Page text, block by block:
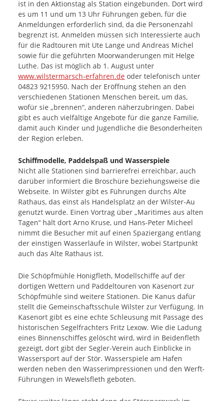
ist in den Aktionstag als Station eingebunden. Dort wird
es um 11 und um 13 Uhr Führungen geben, für die
Anmeldungen erforderlich sind, da die Personenzahl
begrenzt ist. Anmelden müssen sich Interessierte auch
für die Radtouren mit Ute Lange und Andreas Michel
sowie für die geführten Moorwanderungen mit Helge
Luthe. Das ist möglich ab 1. August unter
www.wilstermarsch-erfahren.de oder telefonisch unter
04823 9215950. Nach der Eröffnung stehen an den
verschiedenen Stationen Menschen bereit, um das,
wofür sie „brennen“, anderen näherzubringen. Dabei
gibt es auch vielfältige Angebote für die ganze Familie,
damit auch Kinder und Jugendliche die Besonderheiten
der Region erleben.
Schiffmodelle, Paddelspaß und Wasserspiele
Nicht alle Stationen sind barrierefrei erreichbar, auch
darüber informiert die Broschüre beziehungsweise die
Webseite. In Wilster gibt es Führungen durchs Alte
Rathaus, das einst als Handelsplatz an der Wilster-Au
genutzt wurde. Einen Vortrag über „Maritimes aus alten
Tagen“ hält dort Arno Kruse, und Hans-Peter Micheel
nimmt die Besucher mit auf einen Spaziergang entlang
der einstigen Wasserläufe in Wilster, wobei Startpunkt
auch das Alte Rathaus ist.
Die Schöpfmühle Honigfleth, Modellschiffe auf der
dortigen Wettern und Paddeltouren von Kasenort zur
Schöpfmühle sind weitere Stationen. Die Kanus dafür
stellt die Gemeinschaftsschule Wilster zur Verfügung. In
Kasenort gibt es eine echte Schleusung mit Passage des
historischen Segelfrachters Fritz Lexow. Wie die Ladung
eines Binnenschiffes gelöscht wird, wird in Beidenfleth
gezeigt, dort gibt der Segler-Verein auch Einblicke in
Wassersport auf der Stör. Wasserspiele am Hafen
werden neben den Wasserimpressionen und den Werft-
Führungen in Wewelsfleth geboten.